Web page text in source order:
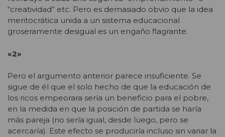
“creatividad” etc. Pero es demasiado obvio que la idea
meritocrática unida a un sistema educacional
groseramente desigual es un engaño flagrante.
«2»
Pero el argumento anterior parece insuficiente. Se
sigue de él que el solo hecho de que la educación de
los ricos empeorara sería un beneficio para el pobre,
en la medida en que la posición de partida se haría
más pareja (no sería igual, desde luego, pero se
acercaría). Este efecto se produciría incluso sin variar la